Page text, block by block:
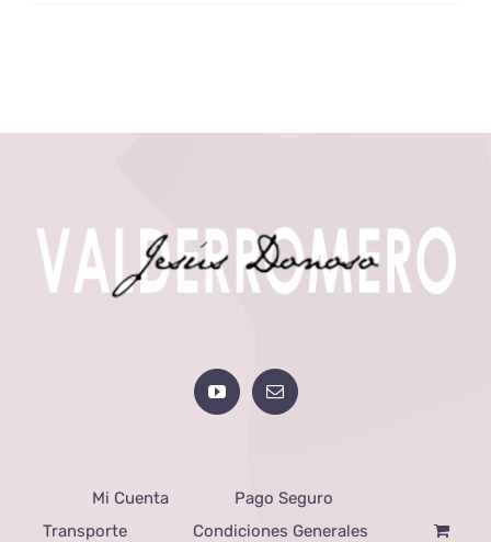
Mi Cuenta
Pago Seguro
Transporte
Condiciones Generales